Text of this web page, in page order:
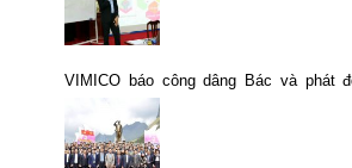
VIMICO báo công dâng Bác và phát